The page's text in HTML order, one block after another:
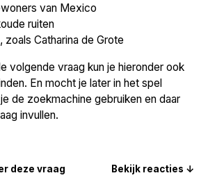
van Mexico
ruiten
zoals Catharina de Grote
volgende vraag kun je hieronder ook
En mocht je later in het spel
de zoekmachine gebruiken en daar
invullen.
deze vraag Bekijk reacties ↓